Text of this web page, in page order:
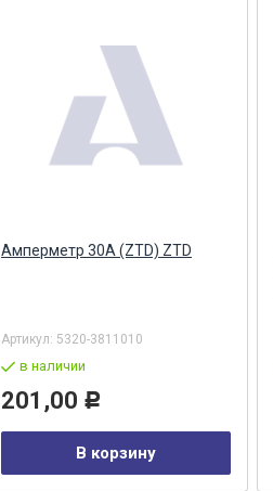
Амперметр 30А (ZTD) ZTD
Артикул: 5320-3811010
в наличии
201,00 Р
В корзину